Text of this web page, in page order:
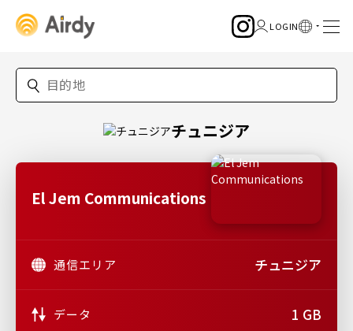
チュニジア
El Jem Communications
通信エリア チュニジア
データ 1 GB